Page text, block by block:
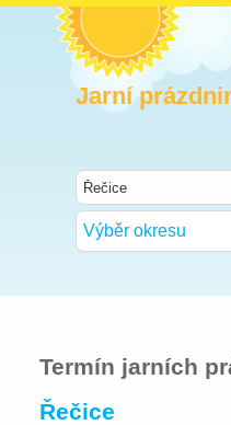
Jarní
Výběr okresu
Termín jarních
Řečice